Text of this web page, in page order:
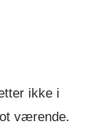
ikke i
værende.